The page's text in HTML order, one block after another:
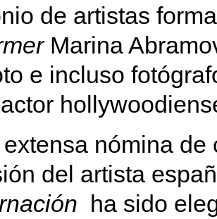
de artistas
Marina
e incluso
nómina
del artista
ha sido